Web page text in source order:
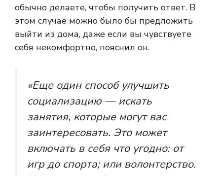
обычно делаете, чтобы получить ответ. В
этом случае можно было бы предложить
выйти из дома, даже если вы чувствуете
себя некомфортно, пояснил он.
«Еще один способ улучшить
социализацию — искать
занятия, которые могут вас
заинтересовать. Это может
включать в себя что угодно: от
игр до спорта; или волонтерство.